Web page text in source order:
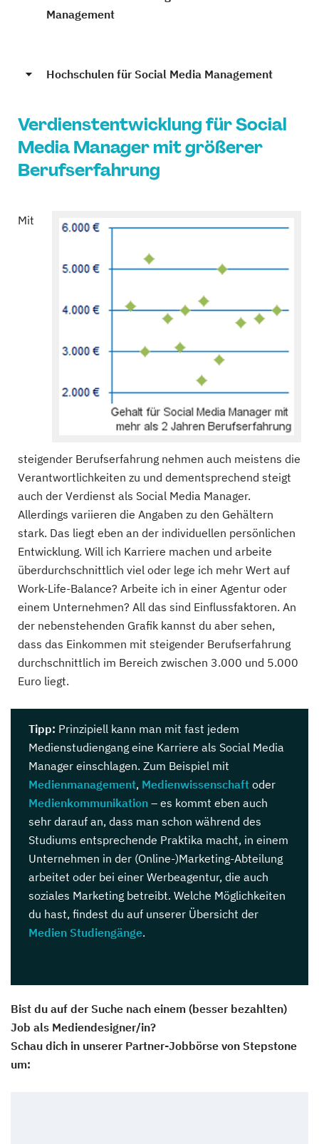
Management
Hochschulen für Social Media Management
Verdienstentwicklung für Social
Media Manager mit größerer
Berufserfahrung
Mit
steigender Berufserfahrung nehmen auch meistens die
Verantwortlichkeiten zu und dementsprechend steigt
auch der Verdienst als Social Media Manager.
Allerdings variieren die Angaben zu den Gehältern
stark. Das liegt eben an der individuellen persönlichen
Entwicklung. Will ich Karriere machen und arbeite
überdurchschnittlich viel oder lege ich mehr Wert auf
Work-Life-Balance? Arbeite ich in einer Agentur oder
einem Unternehmen? All das sind Einflussfaktoren. An
der nebenstehenden Grafik kannst du aber sehen,
dass das Einkommen mit steigender Berufserfahrung
durchschnittlich im Bereich zwischen 3.000 und 5.000
Euro liegt.
Tipp: Prinzipiell kann man mit fast jedem
Medienstudiengang eine Karriere als Social Media
Manager einschlagen. Zum Beispiel mit
Medienmanagement, Medienwissenschaft oder
Medienkommunikation – es kommt eben auch
sehr darauf an, dass man schon während des
Studiums entsprechende Praktika macht, in einem
Unternehmen in der (Online-)Marketing-Abteilung
arbeitet oder bei einer Werbeagentur, die auch
soziales Marketing betreibt. Welche Möglichkeiten
du hast, findest du auf unserer Übersicht der
Medien Studiengänge.
Bist du auf der Suche nach einem (besser bezahlten)
Job als Mediendesigner/in?
Schau dich in unserer Partner-Jobbörse von Stepstone
um: